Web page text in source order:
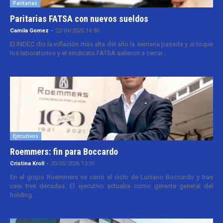
Paritarias
Paritarias FATSA con nuevos sueldos
Camila Gomez - 22/04/2026 14:30
El INDEC dio la inflación más alta del año la semana pasada y al toque
los laboratorios y el sindicato FATSA salieron a cerrar...
Ejecutivos
Roemmers: fin para Boccardo
Cristina Kroll - 20/05/2026 13:00
En el grupo Roemmers se cerró el ciclo de Luciano Boccardo y tras
casi tres décadas. El ejecutivo actuaba como gerente general del
holding...